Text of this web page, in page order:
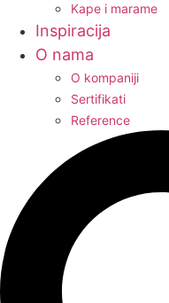
Kape i marame
Inspiracija
O nama
O kompaniji
Sertifikati
Reference